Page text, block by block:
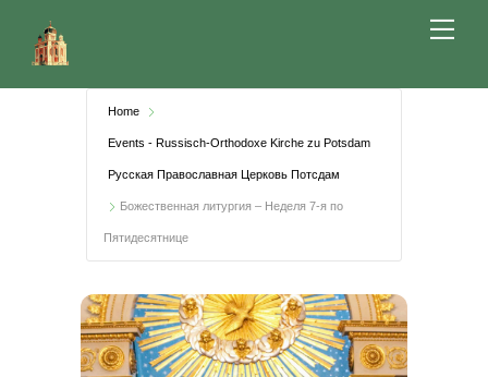
Home
Events - Russisch-Orthodoxe Kirche zu Potsdam
Русская Православная Церковь Потсдам
Божественная литургия – Неделя 7-я по
Пятидесятнице